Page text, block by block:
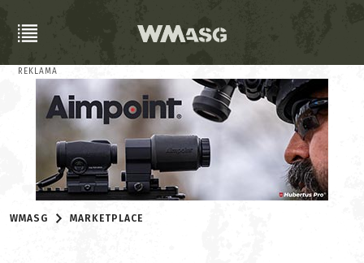
REKLAMA
WMASG MARKETPLACE